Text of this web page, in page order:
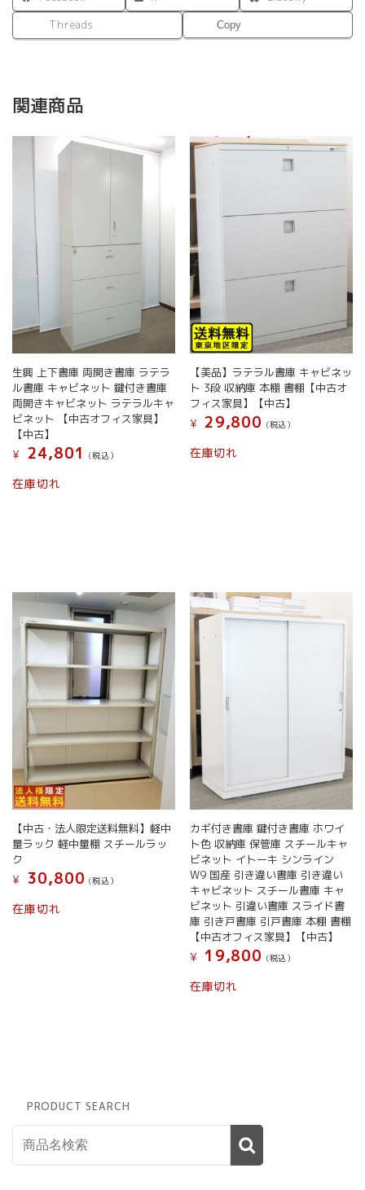
Threads
Copy
関連商品
生興 上下書庫 両開き書庫 ラテラ
ル書庫 キャビネット 鍵付き書庫
両開きキャビネット ラテラルキャ
ビネット 【中古オフィス家具】
【中古】
¥
24,801 (税込）
在庫切れ
【美品】ラテラル書庫 キャビネッ
ト 3段 収納庫 本棚 書棚【中古オ
フィス家具】【中古】
¥ 29,800 (税込）
在庫切れ
【中古・法人限定送料無料】軽中
量ラック 軽中量棚 スチールラッ
ク
¥
30,800 (税込）
在庫切れ
カギ付き書庫 鍵付き書庫 ホワイ
ト色 収納庫 保管庫 スチールキャ
ビネット イトーキ シンライン
W9 国産 引き違い書庫 引き違い
キャビネット スチール書庫 キャ
ビネット 引違い書庫 スライド書
庫 引き戸書庫 引戸書庫 本棚 書棚
【中古オフィス家具】【中古】
¥
19,800 (税込）
在庫切れ
PRODUCT SEARCH